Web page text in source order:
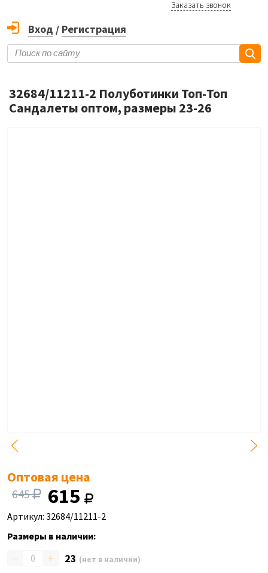
Заказать звонок
Вход / Регистрация
32684/11211-2 Полуботинки Топ-Топ
Сандалеты оптом, размеры 23-26
Оптовая цена
645 615
Артикул: 32684/11211-2
Размеры в наличии:
– + 23 (нет в наличии)